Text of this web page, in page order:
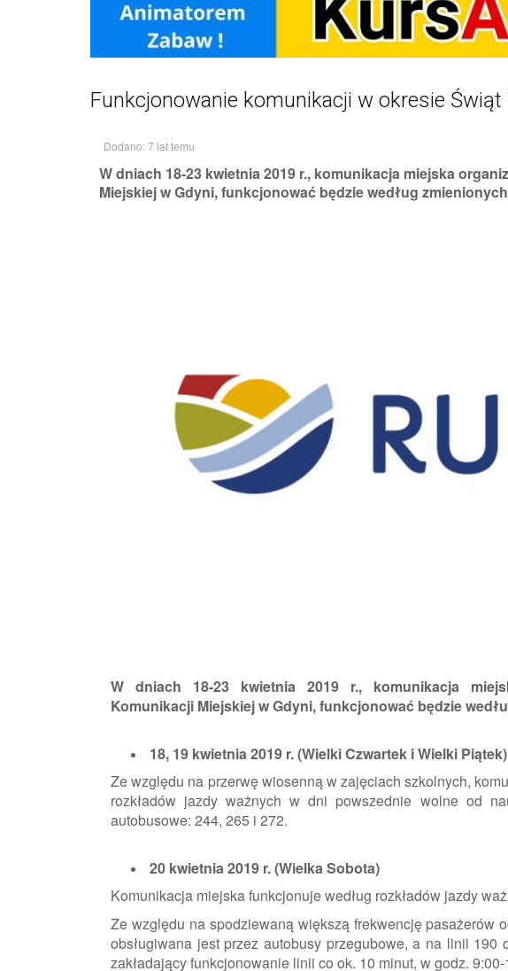
Funkcjonowanie komunikacji w okresie Świąt
Dodano: 7 lat temu
W dniach 18-23 kwietnia 2019 r., komunikacja miejska
Miejskiej w Gdyni, funkcjonować będzie według
W dniach 18-23 kwietnia 2019 r., komunikacja
Komunikacji Miejskiej w Gdyni, funkcjonować będzie
18, 19 kwietnia 2019 r. (Wielki Czwartek i Wielki Piątek)
Ze względu na przerwę wiosenną w zajęciach szkolnych,
rozkładów jazdy ważnych w dni powszednie wolne od
autobusowe: 244, 265 i 272.
20 kwietnia 2019 r. (Wielka Sobota)
Komunikacja miejska funkcjonuje według rozkładów jazdy
Ze względu na spodziewaną większą frekwencję pasażerów
obsługiwana jest przez autobusy przegubowe, a na linii 190
zakładający funkcjonowanie linii co ok. 10 minut, w godz. 9:00-